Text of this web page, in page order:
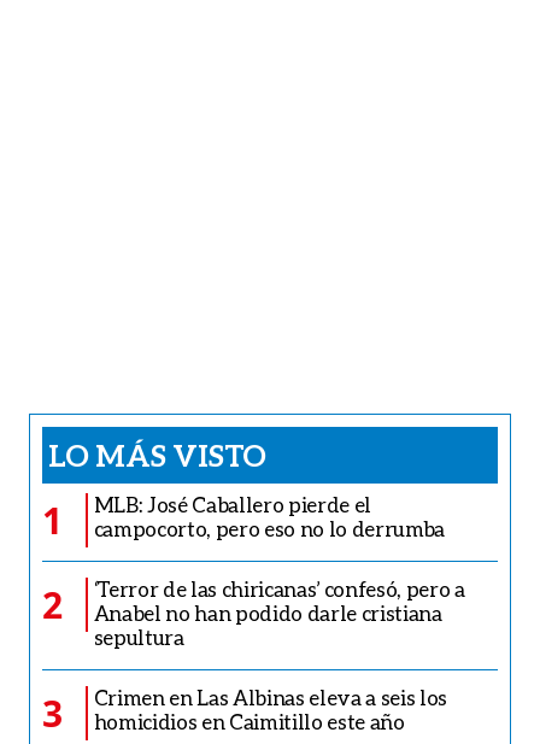
LO MÁS VISTO
1
MLB: José Caballero pierde el
campocorto, pero eso no lo derrumba
2
‘Terror de las chiricanas’ confesó, pero a
Anabel no han podido darle cristiana
sepultura
3
Crimen en Las Albinas eleva a seis los
homicidios en Caimitillo este año